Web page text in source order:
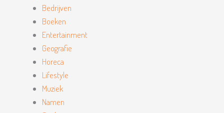
Bedrijven
Boeken
Entertainment
Geografie
Horeca
Lifestyle
Muziek
Namen